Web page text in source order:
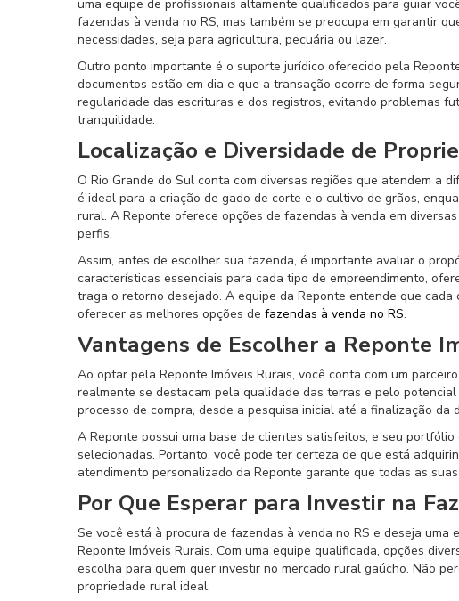
uma equipe de profissionais altamente qualificados para guiar
fazendas à venda no RS, mas também se preocupa em garantir
necessidades, seja para agricultura, pecuária ou lazer.
Outro ponto importante é o suporte jurídico oferecido pela
documentos estão em dia e que a transação ocorre de forma
regularidade das escrituras e dos registros, evitando problemas
tranquilidade.
Localização e Diversidade de
O Rio Grande do Sul conta com diversas regiões que atendem a
é ideal para a criação de gado de corte e o cultivo de grãos,
rural. A Reponte oferece opções de fazendas à venda em
perfis.
Assim, antes de escolher sua fazenda, é importante avaliar o
características essenciais para cada tipo de empreendimento,
traga o retorno desejado. A equipe da Reponte entende que
oferecer as melhores opções de fazendas à venda no RS.
Vantagens de Escolher a Reponte
Ao optar pela Reponte Imóveis Rurais, você conta com um
realmente se destacam pela qualidade das terras e pelo
processo de compra, desde a pesquisa inicial até a finalização da
A Reponte possui uma base de clientes satisfeitos, e seu
selecionadas. Portanto, você pode ter certeza de que está
atendimento personalizado da Reponte garante que todas as
Por Que Esperar para Investir na
Se você está à procura de fazendas à venda no RS e deseja
Reponte Imóveis Rurais. Com uma equipe qualificada, opções
escolha para quem quer investir no mercado rural gaúcho. Não
propriedade rural ideal.